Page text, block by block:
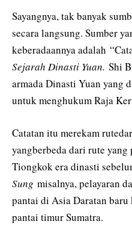
Sayangnya, tak banyak
secara langsung. Sumber
keberadaannya adalah
Sejarah Dinasti Yuan. Shi
armada Dinasti Yuan yang
untuk menghukum Raja
Catatan itu merekam
yangberbeda dari rute
Tiongkok era dinasti
Sung misalnya, pelayaran
pantai di Asia Daratan baru
pantai timur Sumatra.